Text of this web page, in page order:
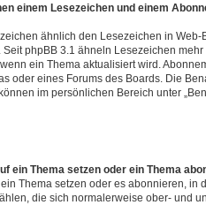
einem Lesezeichen und einem
ähnlich den Lesezeichen in
phpBB 3.1 ähneln Lesezeichen
ein Thema aktualisiert wird.
oder eines Forums des Boards. Die
im persönlichen Bereich unter
ein Thema setzen oder ein Thema
Thema setzen oder es abonnieren, in
die sich normalerweise ober- und